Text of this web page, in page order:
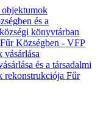
objektumok
és a
könyvtárban
Községben - VFP
vásárlása
és a társadalmi
rekonstrukciója Fűr